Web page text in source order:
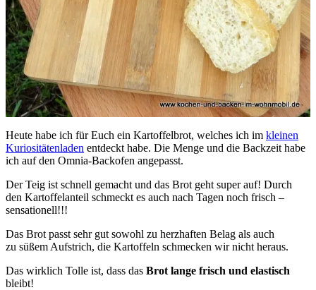
Heute habe ich für Euch ein Kartoffelbrot, welches ich im kleinen
Kuriositätenladen entdeckt habe. Die Menge und die Backzeit habe
ich auf den Omnia-Backofen angepasst.
Der Teig ist schnell gemacht und das Brot geht super auf! Durch
den Kartoffelanteil schmeckt es auch nach Tagen noch frisch –
sensationell!!!
Das Brot passt sehr gut sowohl zu herzhaften Belag als auch
zu süßem Aufstrich, die Kartoffeln schmecken wir nicht heraus.
Das wirklich Tolle ist, dass das Brot lange frisch und elastisch
bleibt!